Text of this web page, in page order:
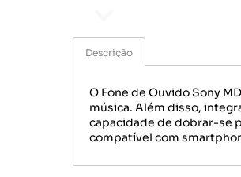
Descrição
O Fone de Ouvido Sony
música. Além disso,
capacidade de dobrar-se
compatível com